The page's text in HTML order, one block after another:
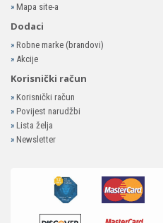
» Mapa site-a
Dodaci
» Robne marke (brandovi)
» Akcije
Korisnički račun
» Korisnički račun
» Povijest narudžbi
» Lista želja
» Newsletter